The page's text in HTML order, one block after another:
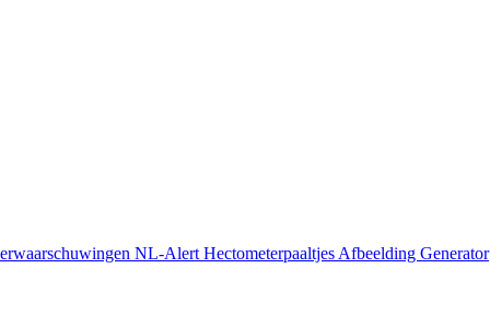
NL-Alert Hectometerpaaltjes Afbeelding Generator